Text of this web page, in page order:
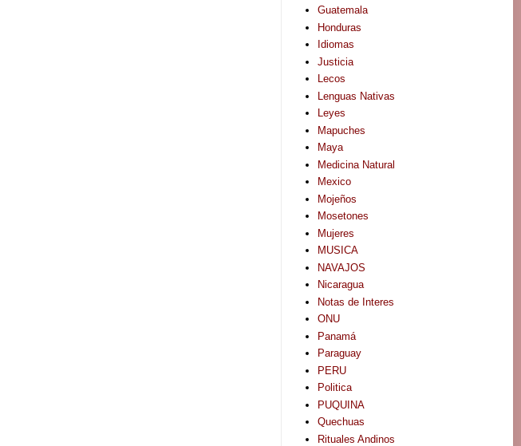
Guatemala
Honduras
Idiomas
Justicia
Lecos
Lenguas Nativas
Leyes
Mapuches
Maya
Medicina Natural
Mexico
Mojeños
Mosetones
Mujeres
MUSICA
NAVAJOS
Nicaragua
Notas de Interes
ONU
Panamá
Paraguay
PERU
Politica
PUQUINA
Quechuas
Rituales Andinos